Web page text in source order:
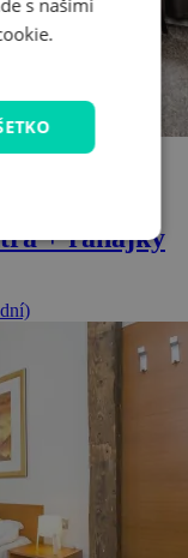
+ raňajky
s našimi